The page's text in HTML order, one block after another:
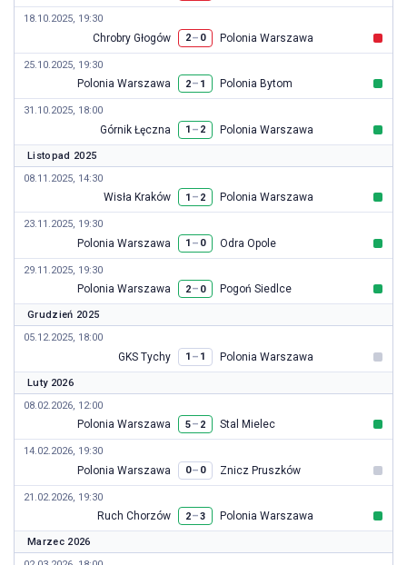
18.10.2025, 19:30
Chrobry Głogów 2– 0 Polonia Warszawa
25.10.2025, 19:30
Polonia Warszawa 2– 1 Polonia Bytom
31.10.2025, 18:00
Górnik Łęczna 1 – 2 Polonia Warszawa
Listopad 2025
08.11.2025, 14:30
Wisła Kraków 1 – 2 Polonia Warszawa
23.11.2025, 19:30
Polonia Warszawa 1 – 0 Odra Opole
29.11.2025, 19:30
Polonia Warszawa 2– 0 Pogoń Siedlce
Grudzień 2025
05.12.2025, 18:00
GKS Tychy 1 – 1 Polonia Warszawa
Luty 2026
08.02.2026, 12:00
Polonia Warszawa 5– 2 Stal Mielec
14.02.2026, 19:30
Polonia Warszawa 0– 0 Znicz Pruszków
21.02.2026, 19:30
Ruch Chorzów 2–3 Polonia Warszawa
Marzec 2026